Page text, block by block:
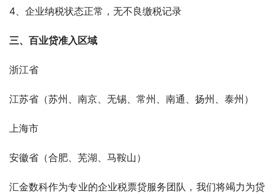
4、企业纳税状态正常，无不良缴税记录
三、百业贷准入区域
浙江省
江苏省（苏州、南京、无锡、常州、南通、扬州、泰州）
上海市
安徽省（合肥、芜湖、马鞍山）
汇金数科作为专业的企业税票贷服务团队，我们将竭力为贷